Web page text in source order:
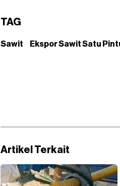
TAG
Sawit Ekspor Sawit Satu
Artikel Terkait